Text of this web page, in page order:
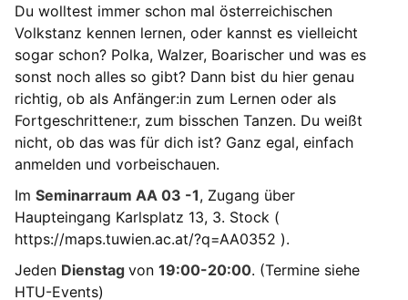
Du wolltest immer schon mal österreichischen
Volkstanz kennen lernen, oder kannst es vielleicht
sogar schon? Polka, Walzer, Boarischer und was es
sonst noch alles so gibt? Dann bist du hier genau
richtig, ob als Anfänger:in zum Lernen oder als
Fortgeschrittene:r, zum bisschen Tanzen. Du weißt
nicht, ob das was für dich ist? Ganz egal, einfach
anmelden und vorbeischauen.
Im Seminarraum AA 03 -1, Zugang über
Haupteingang Karlsplatz 13, 3. Stock (
https://maps.tuwien.ac.at/?q=AA0352 ).
Jeden Dienstag von 19:00-20:00. (Termine siehe
HTU-Events)